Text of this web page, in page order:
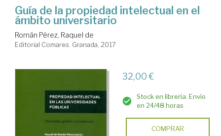
Guía de la propiedad intelectual en el
ámbito universitario
Román Pérez, Raquel de
Editorial Comares. Granada, 2017
32,00 €
Stock en librería. Envío
en 24/48 horas
COMPRAR